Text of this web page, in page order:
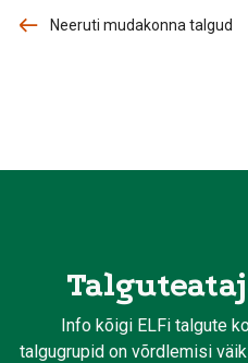
Neeruti mudakonna talgud
Info kõigi ELFi talgute
talgugrupid on võrdlemisi